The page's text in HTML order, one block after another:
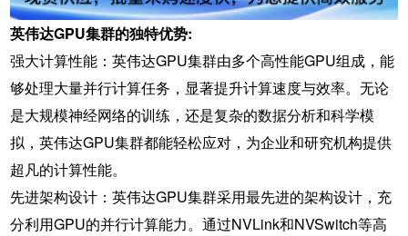
英伟达GPU集群的独特优势:
强大计算性能：英伟达GPU集群由多个高性能GPU组成，能
够处理大量并行计算任务，显著提升计算速度与效率。无论
是大规模神经网络的训练，还是复杂的数据分析和科学模
拟，英伟达GPU集群都能轻松应对，为企业和研究机构提供
超凡的计算性能。
先进架构设计：英伟达GPU集群采用最先进的架构设计，充
分利用GPU的并行计算能力。通过NVLink和NVSwitch等高